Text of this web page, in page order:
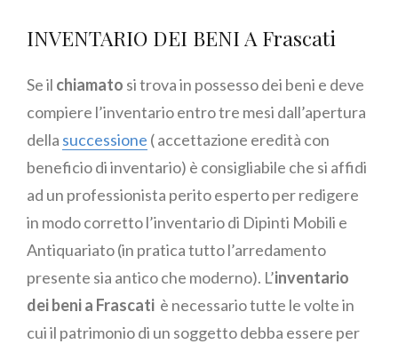
INVENTARIO DEI BENI A Frascati
Se il chiamato si trova in possesso dei beni e deve
compiere l’inventario entro tre mesi dall’apertura
della successione ( accettazione eredità con
beneficio di inventario) è consigliabile che si affidi
ad un professionista perito esperto per redigere
in modo corretto l’inventario di Dipinti Mobili e
Antiquariato (in pratica tutto l’arredamento
presente sia antico che moderno). L’inventario
dei beni a Frascati è necessario tutte le volte in
cui il patrimonio di un soggetto debba essere per